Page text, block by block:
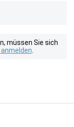
müssen Sie sich